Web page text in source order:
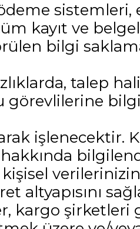
kayıt ve
bilgi
talep
görevlilerine
işlenecektir.
kişisel verilerinizin
altyapısını
kargo